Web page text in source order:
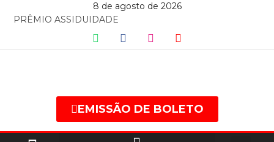
8 de agosto de 2026
PRÊMIO ASSIDUIDADE
EMISSÃO DE BOLETO